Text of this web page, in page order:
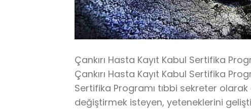
Çankırı Hasta Kayıt Kabul Sertifika
Çankırı Hasta Kayıt Kabul Sertifika
Sertifika Programı tıbbi sekreter
değiştirmek isteyen, yeteneklerini